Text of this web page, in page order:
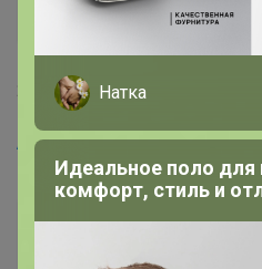
Великий магистр
28 июня, 2022 15:31
Artemida, не узнаваои на
Бронзовый
Натка
Идеальное поло
комфорт, стиль и